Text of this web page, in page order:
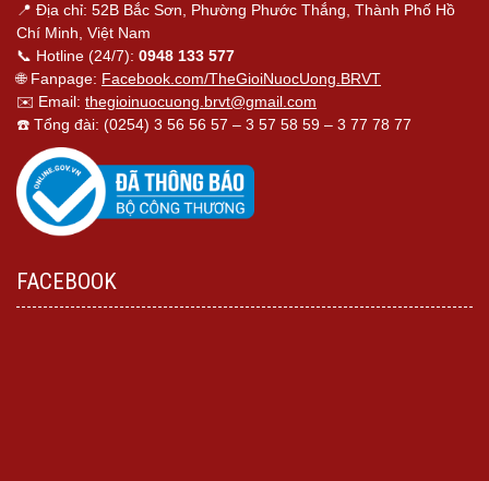
📍 Địa chỉ: 52B Bắc Sơn, Phường Phước Thắng, Thành Phố Hồ
Chí Minh, Việt Nam
📞 Hotline (24/7): 0948 133 577
🌐 Fanpage: Facebook.com/TheGioiNuocUong.BRVT
✉️ Email: thegioinuocuong.brvt@gmail.com
☎️ Tổng đài: (0254) 3 56 56 57 – 3 57 58 59 – 3 77 78 77
FACEBOOK